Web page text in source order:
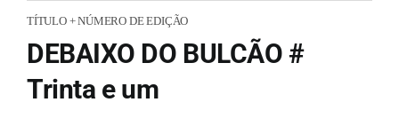
TÍTULO + NÚMERO DE EDIÇÃO
DEBAIXO DO BULCÃO #
Trinta e um